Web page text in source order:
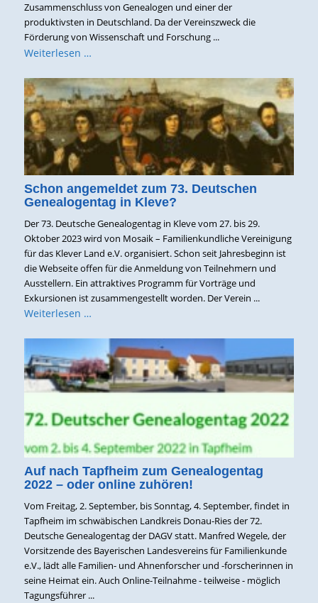
Zusammenschluss von Genealogen und einer der
produktivsten in Deutschland. Da der Vereinszweck die
Förderung von Wissenschaft und Forschung ...
Weiterlesen …
Schon angemeldet zum 73. Deutschen
Genealogentag in Kleve?
Der 73. Deutsche Genealogentag in Kleve vom 27. bis 29.
Oktober 2023 wird von Mosaik – Familienkundliche Vereinigung
für das Klever Land e.V. organisiert. Schon seit Jahresbeginn ist
die Webseite offen für die Anmeldung von Teilnehmern und
Ausstellern. Ein attraktives Programm für Vorträge und
Exkursionen ist zusammengestellt worden. Der Verein ...
Weiterlesen …
Auf nach Tapfheim zum Genealogentag
2022 – oder online zuhören!
Vom Freitag, 2. September, bis Sonntag, 4. September, findet in
Tapfheim im schwäbischen Landkreis Donau-Ries der 72.
Deutsche Genealogentag der DAGV statt. Manfred Wegele, der
Vorsitzende des Bayerischen Landesvereins für Familienkunde
e.V., lädt alle Familien- und Ahnenforscher und -forscherinnen in
seine Heimat ein. Auch Online-Teilnahme - teilweise - möglich
Tagungsführer ...